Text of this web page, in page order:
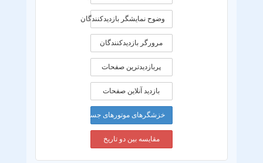
وضوح نمایشگر بازدیدکنندگان
مرورگر بازدیدکنندگان
پربازدیدترین صفحات
بازدید آنلاین صفحات
خزشگرهای موتورهای جستجو
مقایسه بین دو تاریخ